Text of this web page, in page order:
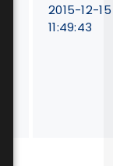
2015-12-15
11:49:43